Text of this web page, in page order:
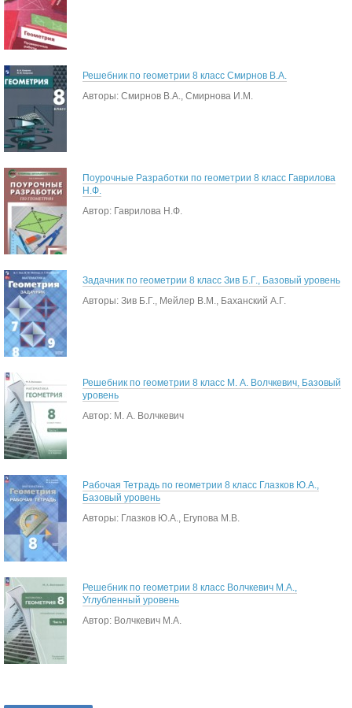
Решебник по геометрии 8 класс Смирнов В.А.
Авторы: Смирнов В.А., Смирнова И.М.
Поурочные Разработки по геометрии 8 класс Гаврилова
Н.Ф.
Автор: Гаврилова Н.Ф.
Задачник по геометрии 8 класс Зив Б.Г., Базовый уровень
Авторы: Зив Б.Г., Мейлер В.М., Баханский А.Г.
Решебник по геометрии 8 класс М. А. Волчкевич, Базовый
уровень
Автор: М. А. Волчкевич
Рабочая Тетрадь по геометрии 8 класс Глазков Ю.А.,
Базовый уровень
Авторы: Глазков Ю.А., Егупова М.В.
Решебник по геометрии 8 класс Волчкевич М.А.,
Углубленный уровень
Автор: Волчкевич М.А.